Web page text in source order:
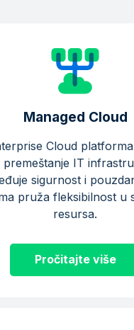
Managed Cloud
Cloud
premeštanje IT
sigurnost i
pruža fleksibilnost u
resursa.
Pročitajte više